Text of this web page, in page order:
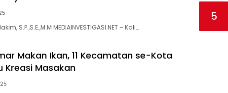
S.P.,S.E.,M.M MEDIAINVESTIGASI.NET – Kali…
Makan Ikan, 11 Kecamatan se-Kota
Kreasi Masakan
5